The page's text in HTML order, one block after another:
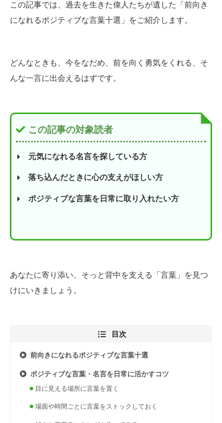
この記事では、過去を生きた偉人たちが遺した「前向き
になれるポジティブな言葉十選」をご紹介します。
どんなときも、今をなだめ、前を向く勇気をくれる、そ
んな一言に出会えるはずです。
この記事の対象読者
元気になれる名言を探している方
落ち込んだときに心の支えがほしい方
ポジティブな言葉を日常に取り入れたい方
あなたに寄り添い、そっと背中を支える「言葉」を見つ
けにいきましょう。
目次
前向きになれるポジティブな言葉十選
ポジティブな言葉・名言を日常に活かすコツ
目に見える場所に言葉を置く
場面や時間ごとに言葉をストックしておく